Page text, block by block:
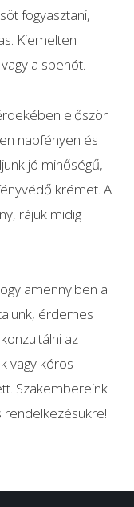
fogyasztani,
Kiemelten
a spenót.
először
napfényen és
jó minőségű,
krémet. A
rájuk midig
amennyiben a
érdemes
az
vagy kóros
Szakembereink
rendelkezésükre!